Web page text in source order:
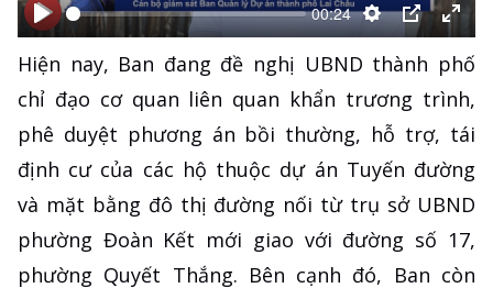
Bắt
đầu
00:24
Thiết
lập
PIP
Bắt
đầu
Hiện nay, Ban đang đề nghị UBND thành phố
chỉ đạo cơ quan liên quan khẩn trương trình,
phê duyệt phương án bồi thường, hỗ trợ, tái
định cư của các hộ thuộc dự án Tuyến đường
và mặt bằng đô thị đường nối từ trụ sở UBND
phường Đoàn Kết mới giao với đường số 17,
phường Quyết Thắng. Bên cạnh đó, Ban còn